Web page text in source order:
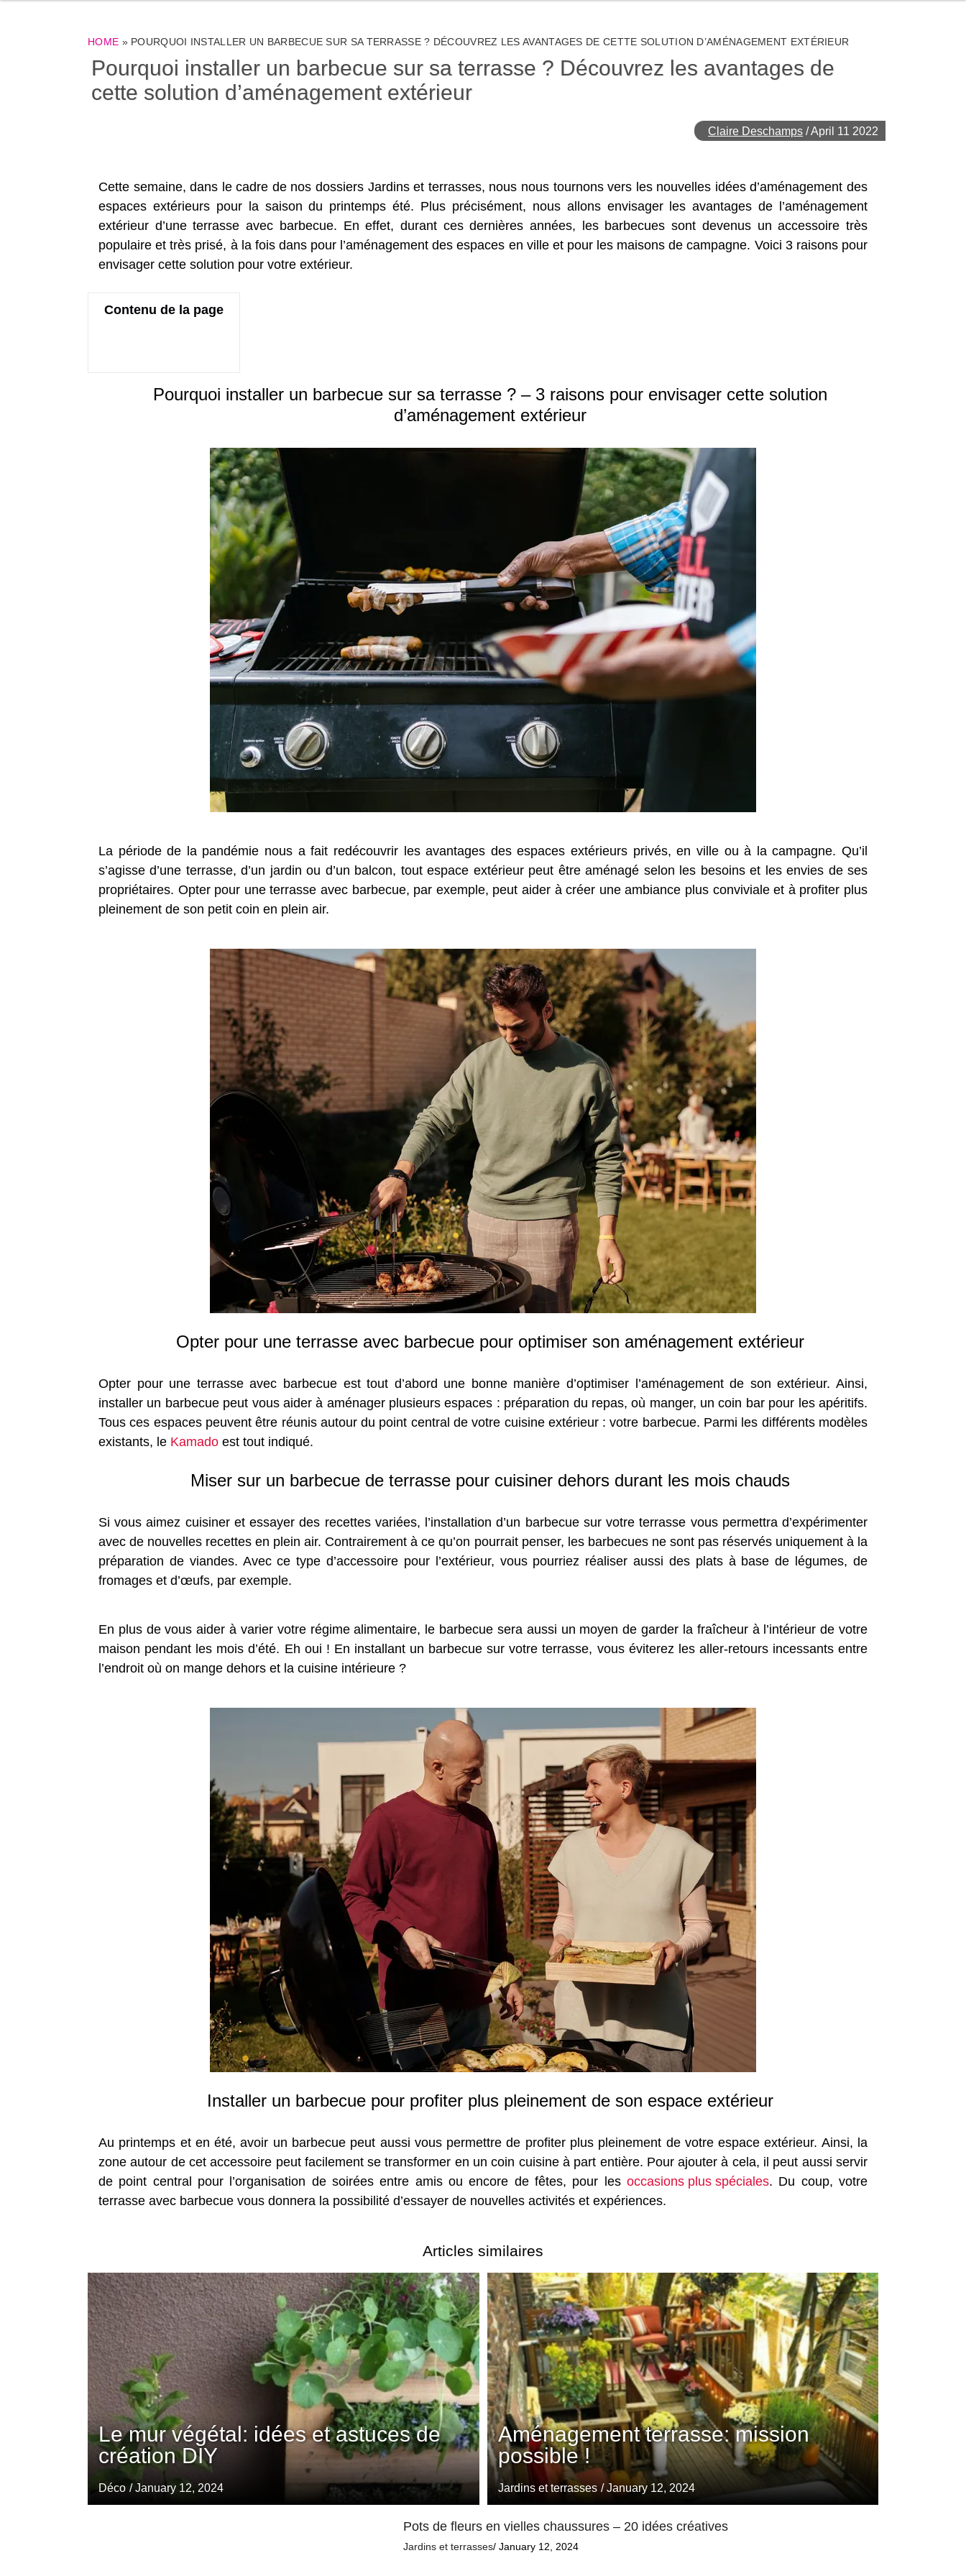
HOME » POURQUOI INSTALLER UN BARBECUE SUR SA TERRASSE ? DÉCOUVREZ LES AVANTAGES DE CETTE SOLUTION D’AMÉNAGEMENT EXTÉRIEUR
Pourquoi installer un barbecue sur sa terrasse ? Découvrez les avantages de
cette solution d’aménagement extérieur
Claire Deschamps /April 11 2022
Cette semaine, dans le cadre de nos dossiers Jardins et terrasses, nous nous tournons vers les nouvelles idées d’aménagement des
espaces extérieurs pour la saison du printemps été. Plus précisément, nous allons envisager les avantages de l’aménagement
extérieur d’une terrasse avec barbecue. En effet, durant ces dernières années, les barbecues sont devenus un accessoire très
populaire et très prisé, à la fois dans pour l’aménagement des espaces en ville et pour les maisons de campagne. Voici 3 raisons pour
envisager cette solution pour votre extérieur.
Contenu de la page
Pourquoi installer un barbecue sur sa terrasse ? – 3 raisons pour envisager cette solution
d’aménagement extérieur
La période de la pandémie nous a fait redécouvrir les avantages des espaces extérieurs privés, en ville ou à la campagne. Qu’il
s’agisse d’une terrasse, d’un jardin ou d’un balcon, tout espace extérieur peut être aménagé selon les besoins et les envies de ses
propriétaires. Opter pour une terrasse avec barbecue, par exemple, peut aider à créer une ambiance plus conviviale et à profiter plus
pleinement de son petit coin en plein air.
Opter pour une terrasse avec barbecue pour optimiser son aménagement extérieur
Opter pour une terrasse avec barbecue est tout d’abord une bonne manière d’optimiser l’aménagement de son extérieur. Ainsi,
installer un barbecue peut vous aider à aménager plusieurs espaces : préparation du repas, où manger, un coin bar pour les apéritifs.
Tous ces espaces peuvent être réunis autour du point central de votre cuisine extérieur : votre barbecue. Parmi les différents modèles
existants, le Kamado est tout indiqué.
Miser sur un barbecue de terrasse pour cuisiner dehors durant les mois chauds
Si vous aimez cuisiner et essayer des recettes variées, l’installation d’un barbecue sur votre terrasse vous permettra d’expérimenter
avec de nouvelles recettes en plein air. Contrairement à ce qu’on pourrait penser, les barbecues ne sont pas réservés uniquement à la
préparation de viandes. Avec ce type d’accessoire pour l’extérieur, vous pourriez réaliser aussi des plats à base de légumes, de
fromages et d’œufs, par exemple.
En plus de vous aider à varier votre régime alimentaire, le barbecue sera aussi un moyen de garder la fraîcheur à l’intérieur de votre
maison pendant les mois d’été. Eh oui ! En installant un barbecue sur votre terrasse, vous éviterez les aller-retours incessants entre
l’endroit où on mange dehors et la cuisine intérieure ?
Installer un barbecue pour profiter plus pleinement de son espace extérieur
Au printemps et en été, avoir un barbecue peut aussi vous permettre de profiter plus pleinement de votre espace extérieur. Ainsi, la
zone autour de cet accessoire peut facilement se transformer en un coin cuisine à part entière. Pour ajouter à cela, il peut aussi servir
de point central pour l’organisation de soirées entre amis ou encore de fêtes, pour les occasions plus spéciales. Du coup, votre
terrasse avec barbecue vous donnera la possibilité d’essayer de nouvelles activités et expériences.
Articles similaires
Aménagement terrasse: mission
possible !
Jardins et terrasses / January 12, 2024
Le mur végétal: idées et astuces de
création DIY
Déco / January 12, 2024
Pots de fleurs en vielles chaussures – 20 idées créatives
Jardins et terrasses/ January 12, 2024